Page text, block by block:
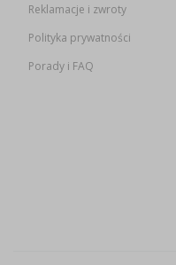
Reklamacje i zwroty
Polityka prywatności
Porady i FAQ